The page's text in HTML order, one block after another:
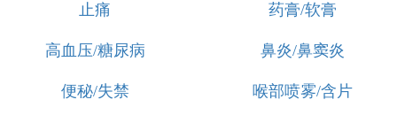
止痛 药膏/软膏
高血压/糖尿病 鼻炎/鼻窦炎
便秘/失禁 喉部喷雾/含片